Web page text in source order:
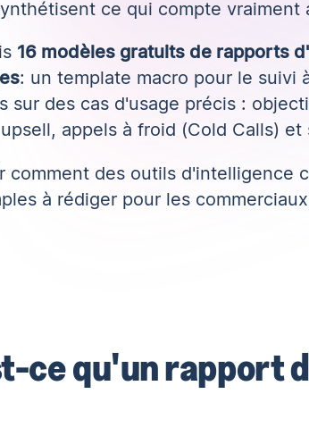
ce qui compte vraiment
16 modèles gratuits de rapports
: un template macro pour le suivi
sur des cas d'usage précis :
appels à froid (Cold Calls) et
comment des outils d'intelligence
à rédiger pour les
ce qu'un rapport